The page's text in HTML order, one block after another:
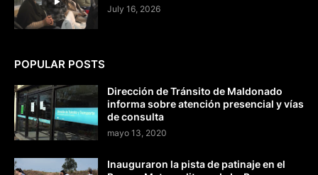
July 16, 2026
POPULAR POSTS
Dirección de Tránsito de Maldonado
informa sobre atención presencial y vías
de consulta
mayo 13, 2020
Inauguraron la pista de patinaje en el